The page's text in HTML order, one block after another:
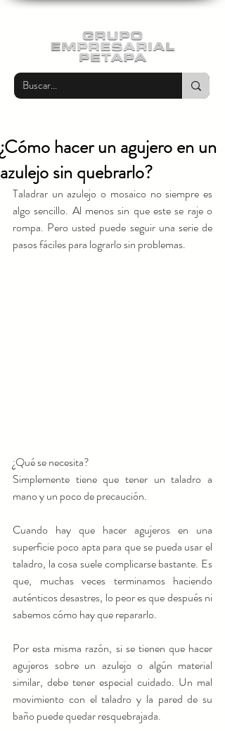
¿Cómo hacer un agujero en un
azulejo sin quebrarlo?
Taladrar un azulejo o mosaico no siempre es
algo sencillo. Al menos sin que este se raje o
rompa. Pero usted puede seguir una serie de
pasos fáciles para lograrlo sin problemas.
¿Qué se necesita?
Simplemente tiene que tener un taladro a
mano y un poco de precaución.
Cuando hay que hacer agujeros en una
superficie poco apta para que se pueda usar el
taladro, la cosa suele complicarse bastante. Es
que, muchas veces terminamos haciendo
auténticos desastres, lo peor es que después ni
sabemos cómo hay que repararlo.
Por esta misma razón, si se tienen que hacer
agujeros sobre un azulejo o algún material
similar, debe tener especial cuidado. Un mal
movimiento con el taladro y la pared de su
baño puede quedar resquebrajada.